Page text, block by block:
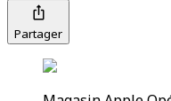
Partager